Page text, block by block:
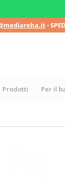
-
Prodotti Per il